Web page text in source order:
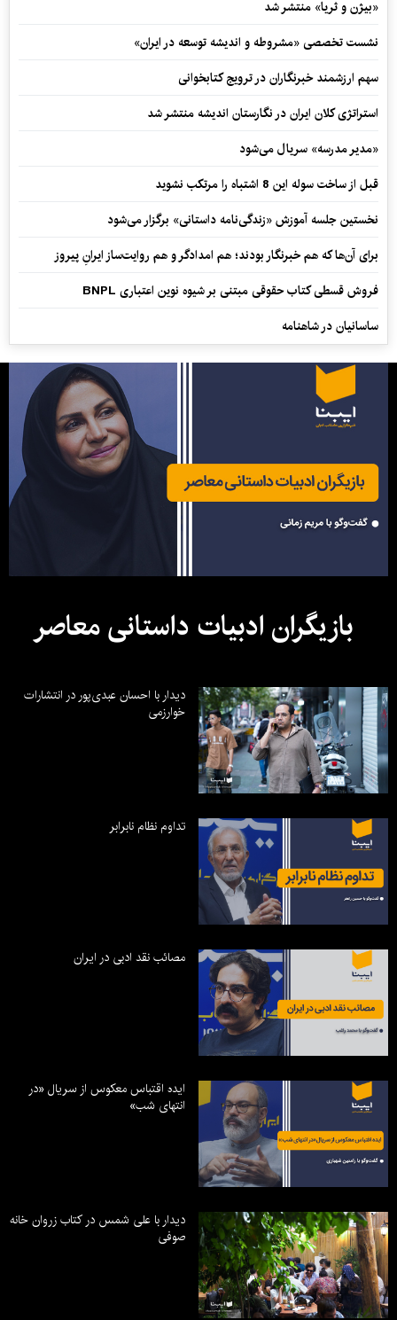
«بیژن و ثریا» منتشر شد
نشست تخصصی «مشروطه و اندیشه توسعه در ایران»
سهم ارزشمند خبرنگاران در ترویج کتابخوانی
استراتژی کلان ایران در نگارستان اندیشه منتشر شد
«مدیر مدرسه» سریال می‌شود
قبل از ساخت سوله این 8 اشتباه را مرتکب نشوید
نخستین جلسه آموزش «زندگی‌نامه‌ داستانی» برگزار می‌شود
برای آن‌ها که هم خبرنگار بودند؛ هم امدادگر و هم‌ روایت‌ساز ایرانِ پیروز
فروش قسطی کتاب حقوقی مبتنی بر شیوه نوین اعتباری BNPL
ساسانیان در شاهنامه
بازیگران ادبیات داستانی معاصر
دیدار با احسان عبدی‌پور در انتشارات
خوارزمی
تداوم نظام نابرابر
مصائب نقد ادبی در ایران
ایده اقتباس معکوس از سریال «در
انتهای شب»
دیدار با علی شمس در کتاب زروان خانه
صوفی